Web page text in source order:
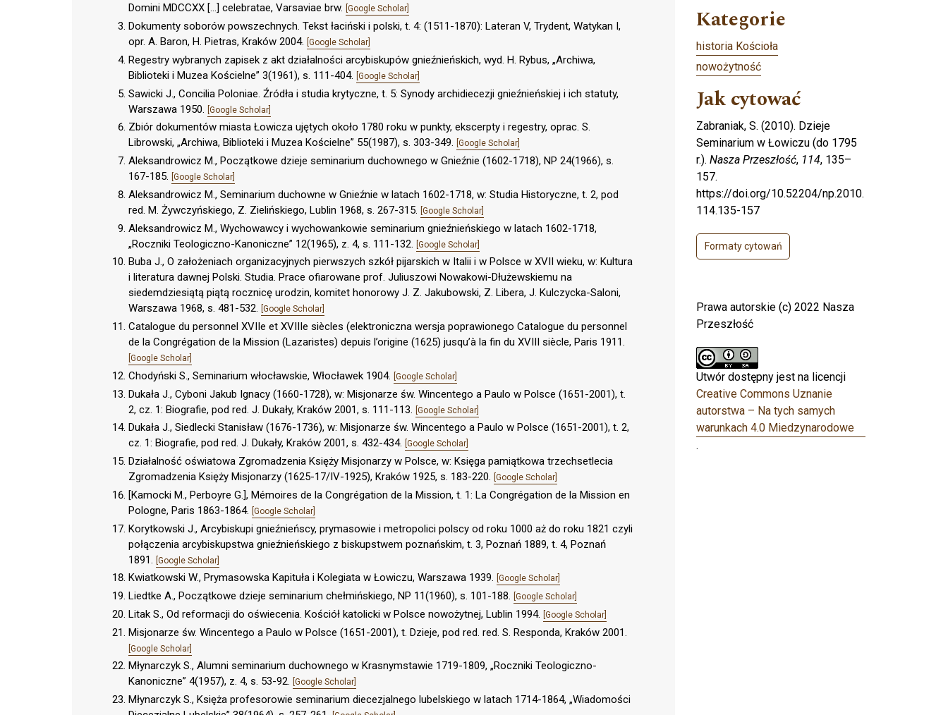
Domini MDCCXX […] celebratae, Varsaviae brw. [Google Scholar]
Dokumenty soborów powszechnych. Tekst łaciński i polski, t. 4: (1511-1870): Lateran V, Trydent, Watykan I,
opr. A. Baron, H. Pietras, Kraków 2004. [Google Scholar]
Regestry wybranych zapisek z akt działalności arcybiskupów gnieźnieńskich, wyd. H. Rybus, „Archiwa,
Biblioteki i Muzea Kościelne” 3(1961), s. 111-404. [Google Scholar]
Sawicki J., Concilia Poloniae. Źródła i studia krytyczne, t. 5: Synody archidiecezji gnieźnieńskiej i ich statuty,
Warszawa 1950. [Google Scholar]
Zbiór dokumentów miasta Łowicza ujętych około 1780 roku w punkty, ekscerpty i regestry, oprac. S.
Librowski, „Archiwa, Biblioteki i Muzea Kościelne” 55(1987), s. 303-349. [Google Scholar]
Aleksandrowicz M., Początkowe dzieje seminarium duchownego w Gnieźnie (1602-1718), NP 24(1966), s.
167-185. [Google Scholar]
Aleksandrowicz M., Seminarium duchowne w Gnieźnie w latach 1602-1718, w: Studia Historyczne, t. 2, pod
red. M. Żywczyńskiego, Z. Zielińskiego, Lublin 1968, s. 267-315. [Google Scholar]
Aleksandrowicz M., Wychowawcy i wychowankowie seminarium gnieźnieńskiego w latach 1602-1718,
„Roczniki Teologiczno-Kanoniczne” 12(1965), z. 4, s. 111-132. [Google Scholar]
Buba J., O założeniach organizacyjnych pierwszych szkół pijarskich w Italii i w Polsce w XVII wieku, w: Kultura
i literatura dawnej Polski. Studia. Prace ofiarowane prof. Juliuszowi Nowakowi-Dłużewskiemu na
siedemdziesiątą piątą rocznicę urodzin, komitet honorowy J. Z. Jakubowski, Z. Libera, J. Kulczycka-Saloni,
Warszawa 1968, s. 481-532. [Google Scholar]
Catalogue du personnel XVIIe et XVIIIe siècles (elektroniczna wersja poprawionego Catalogue du personnel
de la Congrégation de la Mission (Lazaristes) depuis l’origine (1625) jusqu’à la fin du XVIII siècle, Paris 1911.
[Google Scholar]
Chodyński S., Seminarium włocławskie, Włocławek 1904. [Google Scholar]
Dukała J., Cyboni Jakub Ignacy (1660-1728), w: Misjonarze św. Wincentego a Paulo w Polsce (1651-2001), t.
2, cz. 1: Biografie, pod red. J. Dukały, Kraków 2001, s. 111-113. [Google Scholar]
Dukała J., Siedlecki Stanisław (1676-1736), w: Misjonarze św. Wincentego a Paulo w Polsce (1651-2001), t. 2,
cz. 1: Biografie, pod red. J. Dukały, Kraków 2001, s. 432-434. [Google Scholar]
Działalność oświatowa Zgromadzenia Księży Misjonarzy w Polsce, w: Księga pamiątkowa trzechsetlecia
Zgromadzenia Księży Misjonarzy (1625-17/IV-1925), Kraków 1925, s. 183-220. [Google Scholar]
[Kamocki M., Perboyre G.], Mémoires de la Congrégation de la Mission, t. 1: La Congrégation de la Mission en
Pologne, Paris 1863-1864. [Google Scholar]
Korytkowski J., Arcybiskupi gnieźnieńscy, prymasowie i metropolici polscy od roku 1000 aż do roku 1821 czyli
połączenia arcybiskupstwa gnieźnieńskiego z biskupstwem poznańskim, t. 3, Poznań 1889, t. 4, Poznań
1891. [Google Scholar]
Kwiatkowski W., Prymasowska Kapituła i Kolegiata w Łowiczu, Warszawa 1939. [Google Scholar]
Liedtke A., Początkowe dzieje seminarium chełmińskiego, NP 11(1960), s. 101-188. [Google Scholar]
Litak S., Od reformacji do oświecenia. Kościół katolicki w Polsce nowożytnej, Lublin 1994. [Google Scholar]
Misjonarze św. Wincentego a Paulo w Polsce (1651-2001), t. Dzieje, pod red. red. S. Responda, Kraków 2001.
[Google Scholar]
Młynarczyk S., Alumni seminarium duchownego w Krasnymstawie 1719-1809, „Roczniki Teologiczno-
Kanoniczne” 4(1957), z. 4, s. 53-92. [Google Scholar]
Młynarczyk S., Księża profesorowie seminarium diecezjalnego lubelskiego w latach 1714-1864, „Wiadomości
Kategorie
historia Kościoła
nowożytność
Jak cytować
Zabraniak, S. (2010). Dzieje
Seminarium w Łowiczu (do 1795
r.). Nasza Przeszłość, 114, 135–
157.
https://doi.org/10.52204/np.2010.
114.135-157
Formaty cytowań
Prawa autorskie (c) 2022 Nasza
Przeszłość
Utwór dostępny jest na licencji
Creative Commons Uznanie
autorstwa – Na tych samych
warunkach 4.0 Miedzynarodowe
.